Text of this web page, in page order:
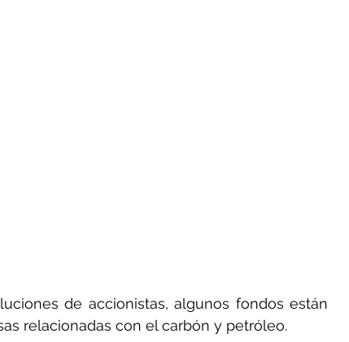
de accionistas, algunos fondos están
relacionadas con el carbón y petróleo.